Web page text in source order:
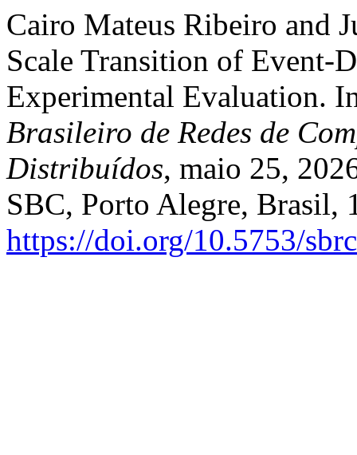
Cairo Mateus Ribeiro and
Scale Transition of Event-
Experimental Evaluation.
Brasileiro de Redes de
Distribuídos, maio 25,
SBC, Porto Alegre, Brasil,
https://doi.org/10.5753/